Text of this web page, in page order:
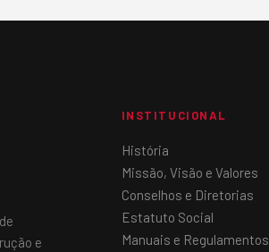
e
INSTITUCIONAL
História
Missão, Visão e Valores
Conselhos e Diretorias
Estatuto Social
Manuais e Regulamentos